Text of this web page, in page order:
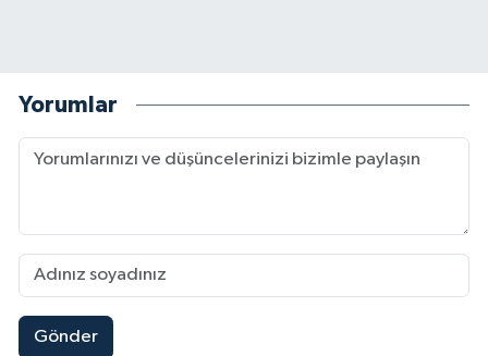
Yorumlar
Gönder